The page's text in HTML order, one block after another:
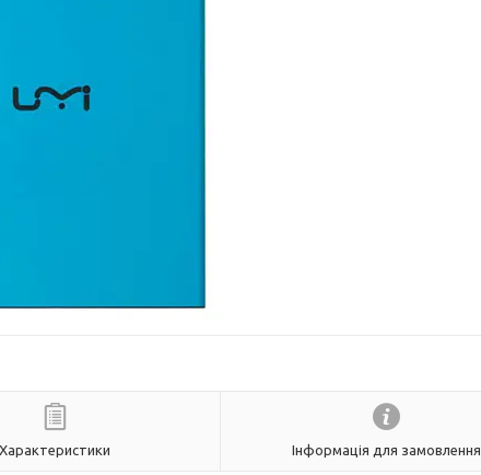
Характеристики Інформація для замовлення